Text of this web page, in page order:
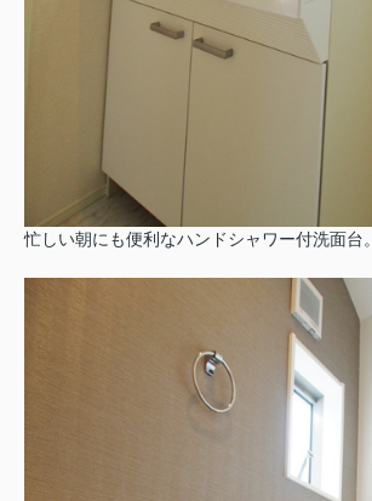
忙しい朝にも便利なハンドシャワー付洗面台。